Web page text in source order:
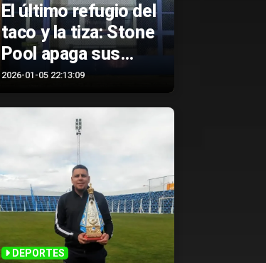
El último refugio del
taco y la tiza: Stone
Pool apaga sus
luces en Plaza
Huincul
2026-01-05 22:13:09
DEPORTES